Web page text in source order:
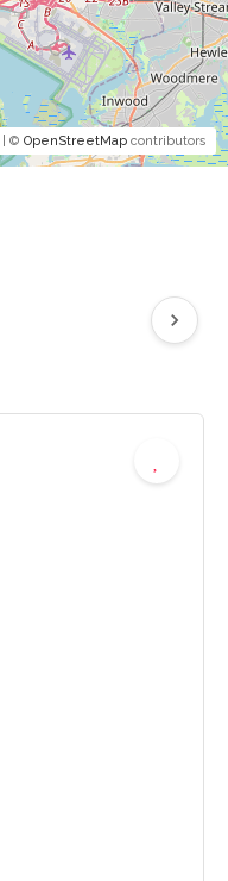
| © OpenStreetMap contributors